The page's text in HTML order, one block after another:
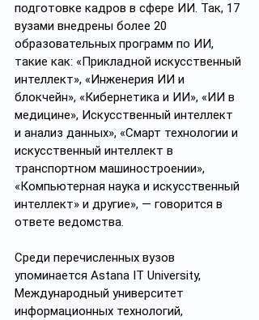
подготовке кадров в сфере ИИ. Так, 17
вузами внедрены более 20
образовательных программ по ИИ,
такие как: «Прикладной искусственный
интеллект», «Инженерия ИИ и
блокчейн», «Кибернетика и ИИ», «ИИ в
медицине», Искусственный интеллект
и анализ данных», «Смарт технологии и
искусственный интеллект в
транспортном машиностроении»,
«Компьютерная наука и искусственный
интеллект» и другие», — говорится в
ответе ведомства.
Среди перечисленных вузов
упоминается Astana IT University,
Международный университет
информационных технологий,